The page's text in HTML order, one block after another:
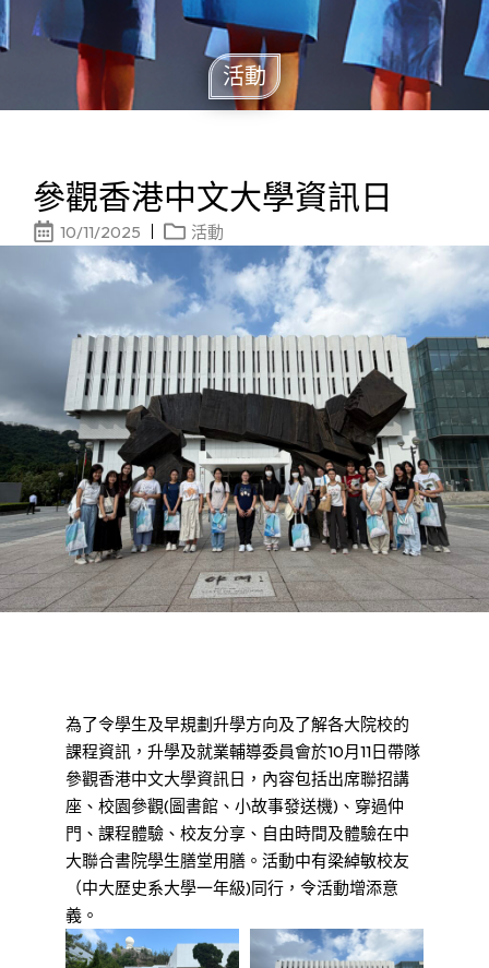
活動
參觀香港中文大學資訊日
10/11/2025 活動
為了令學生及早規劃升學方向及了解各大院校的
課程資訊，升學及就業輔導委員會於10月11日帶隊
參觀香港中文大學資訊日，內容包括出席聯招講
座、校園參觀(圖書館、小故事發送機)、穿過仲
門、課程體驗、校友分享、自由時間及體驗在中
大聯合書院學生膳堂用膳。活動中有梁綽敏校友
（中大歷史系大學一年級)同行，令活動增添意
義。